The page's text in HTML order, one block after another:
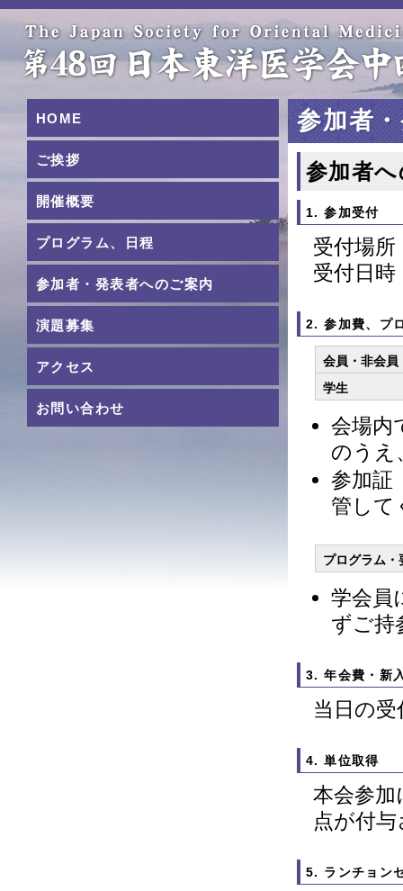
HOME
ご挨拶
開催概要
プログラム、日程
参加者・発表者へのご案内
演題募集
アクセス
お問い合わせ
参加者
参加者
1. 参加受付
受付場所
受付日時
2. 参加費、プ
会員・非会員
学生
会場内
のうえ
参加証
管して
プログラム・
学会員
ずご持
3. 年会費・新
当日の
4. 単位取得
本会参加
点が付
5. ランチョン